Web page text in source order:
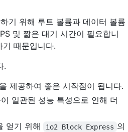
기 위해 루트 볼륨과 데이터 볼륨
및 짧은 대기 시간이 필요합니
때문입니다.
.
제공하여 좋은 시작점이 됩니다.
일관된 성능 특성으로 인해 더
얻기 위해
io2 Block Express 의